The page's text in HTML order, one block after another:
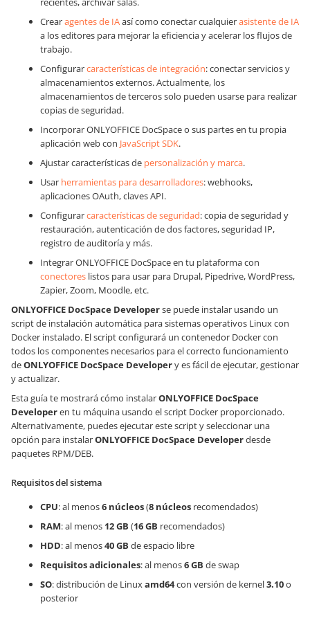
Crearagentes de IAasí como conectar cualquierasistente de IA
a los editores para mejorar la eficiencia y acelerar los flujos de
trabajo.
Configurarcaracterísticas de integración: conectar servicios y
almacenamientos externos. Actualmente, los
almacenamientos de terceros solo pueden usarse para realizar
copias de seguridad.
Incorporar ONLYOFFICE DocSpace o sus partes en tu propia
aplicación web con JavaScript SDK.
Ajustar características de personalización y marca.
Usar herramientas para desarrolladores: webhooks,
aplicaciones OAuth, claves API.
Configurarcaracterísticas de seguridad: copia de seguridad y
restauración, autenticación de dos factores, seguridad IP,
registro de auditoría y más.
Integrar ONLYOFFICE DocSpace en tu plataforma con
conectores listos para usar para Drupal, Pipedrive, WordPress,
Zapier, Zoom, Moodle, etc.
ONLYOFFICE DocSpace Developerse puede instalar usando un
script de instalación automática para sistemas operativos Linux con
Docker instalado. El script configurará un contenedor Docker con
todos los componentes necesarios para el correcto funcionamiento
deONLYOFFICE DocSpace Developery es fácil de ejecutar, gestionar
y actualizar.
Esta guía te mostrará cómo instalarONLYOFFICE DocSpace
Developeren tu máquina usando el script Docker proporcionado.
Alternativamente, puedes ejecutar este script y seleccionar una
opción para instalarONLYOFFICE DocSpace Developerdesde
paquetes RPM/DEB.
Requisitos del sistema
CPU: al menos6 núcleos(8 núcleos recomendados)
RAM: al menos 12 GB (16 GB recomendados)
HDD: al menos40 GB de espacio libre
Requisitos adicionales: al menos6 GB de swap
SO: distribución de Linuxamd64con versión de kernel3.10o
posterior